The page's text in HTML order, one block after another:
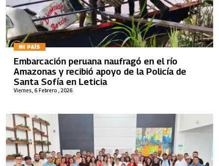
MI PAÍS
Viernes, 6 Febrero , 2026
Embarcación peruana naufragó en el río
Amazonas y recibió apoyo de la Policía de
Santa Sofía en Leticia